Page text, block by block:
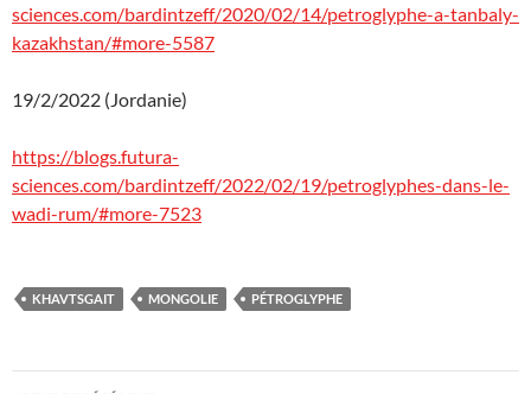
sciences.com/bardintzeff/2020/02/14/petroglyphe-a-tanbaly-
kazakhstan/#more-5587
19/2/2022 (Jordanie)
https://blogs.futura-
sciences.com/bardintzeff/2022/02/19/petroglyphes-dans-le-
wadi-rum/#more-7523
KHAVTSGAIT MONGOLIE PÉTROGLYPHE